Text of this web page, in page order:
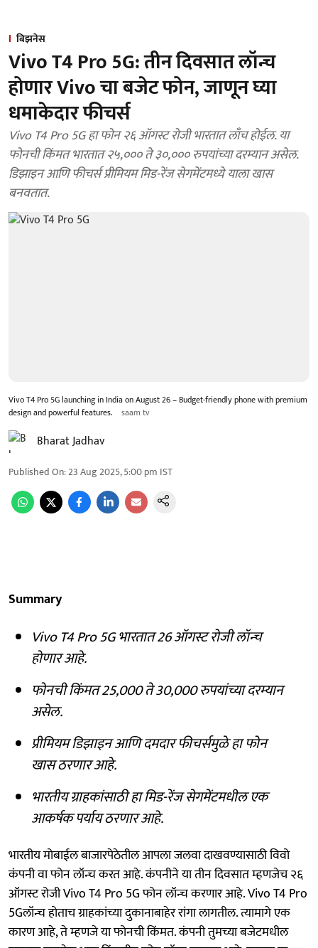
बिझनेस
Vivo T4 Pro 5G: तीन दिवसात लॉन्च
होणार Vivo चा बजेट फोन, जाणून घ्या
धमाकेदार फीचर्स
Vivo T4 Pro 5G हा फोन २६ ऑगस्ट रोजी भारतात लाँच होईल. या
फोनची किंमत भारतात २५,००० ते ३०,००० रुपयांच्या दरम्यान असेल.
डिझाइन आणि फीचर्स प्रीमियम मिड-रेंज सेगमेंटमध्ये याला खास
बनवतात.
Vivo T4 Pro 5G launching in India on August 26 – Budget-friendly phone with premium
design and powerful features.
saam tv
Bharat Jadhav
Published On:23 Aug 2025, 5:00 pm IST
Summary
Vivo T4 Pro 5G भारतात 26 ऑगस्ट रोजी लॉन्च
होणार आहे.
फोनची किंमत 25,000 ते 30,000 रुपयांच्या दरम्यान
असेल.
प्रीमियम डिझाइन आणि दमदार फीचर्समुळे हा फोन
खास ठरणार आहे.
भारतीय ग्राहकांसाठी हा मिड-रेंज सेगमेंटमधील एक
आकर्षक पर्याय ठरणार आहे.
भारतीय मोबाईल बाजारपेठेतील आपला जलवा दाखवण्यासाठी विवो
कंपनी वा फोन लॉन्च करत आहे. कंपनीने या तीन दिवसात म्हणजेच २६
ऑगस्ट रोजी Vivo T4 Pro 5G फोन लॉन्च करणार आहे. Vivo T4 Pro
5Gलॉन्च होताच ग्राहकांच्या दुकानाबाहेर रांगा लागतील. त्यामागे एक
कारण आहे, ते म्हणजे या फोनची किंमत. कंपनी तुमच्या बजेटमधील